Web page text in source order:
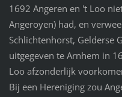
1692 Angeren en 't Loo
Angeroyen) had, en
Schlichtenhorst, Gelderse
uitgegeven te Arnhem in
Loo afzonderlijk
Bij een Hereniging zou